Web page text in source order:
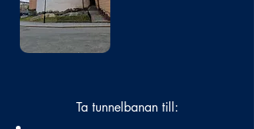
Ta tunnelbanan till: